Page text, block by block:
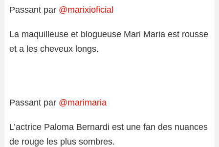
Passant par @marixioficial
La maquilleuse et blogueuse Mari Maria est rousse
et a les cheveux longs.
Passant par @marimaria
L’actrice Paloma Bernardi est une fan des nuances
de rouge les plus sombres.